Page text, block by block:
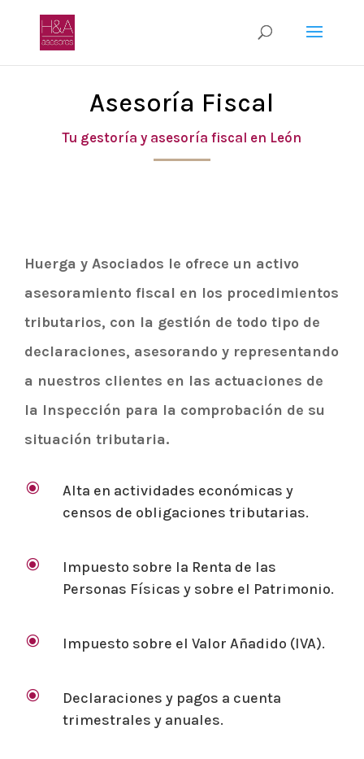
Asesoría Fiscal
Tu gestoría y asesoría fiscal en León
Huerga y Asociados le ofrece un activo
asesoramiento fiscal en los procedimientos
tributarios, con la gestión de todo tipo de
declaraciones, asesorando y representando
a nuestros clientes en las actuaciones de
la Inspección para la comprobación de su
situación tributaria.
\
Alta en actividades económicas y
censos de obligaciones tributarias.
\
Impuesto sobre la Renta de las
Personas Físicas y sobre el Patrimonio.
\ Impuesto sobre el Valor Añadido (IVA).
\
Declaraciones y pagos a cuenta
trimestrales y anuales.